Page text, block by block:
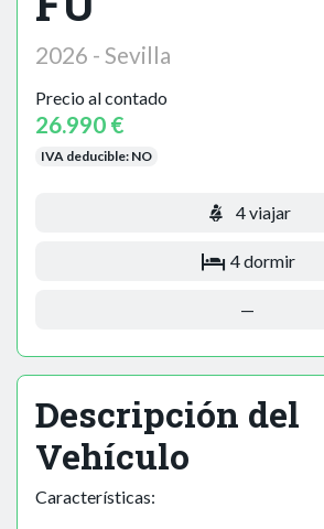
2026 - Sevilla
Precio al contado
26.990 €
IVA deducible: NO
4 viajar
4 dormir
—
Descripción del
Vehículo
Características: